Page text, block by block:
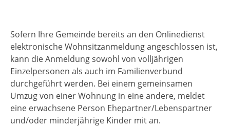
Sofern Ihre Gemeinde bereits an den Onlinedienst
elektronische Wohnsitzanmeldung angeschlossen ist,
kann die Anmeldungsowohl von volljährigen
Einzelpersonen als auch im Familienverbund
durchgeführt werden. Bei einem gemeinsamen
Umzug von einer Wohnung in eine andere, meldet
eine erwachsene Person Ehepartner/Lebenspartner
und/oder minderjährige Kinder mit an.